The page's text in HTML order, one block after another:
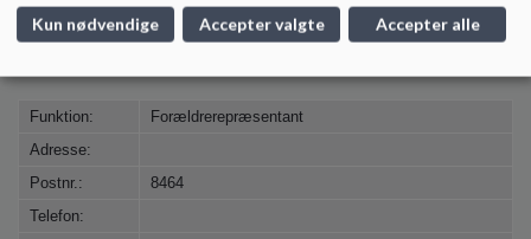
Rasmus Braad Hildegaard
Funktion:
Forældrerepræsentant
Adresse:
Postnr.:
8464
Telefon:
Kun nødvendige Accepter valgte Accepter alle